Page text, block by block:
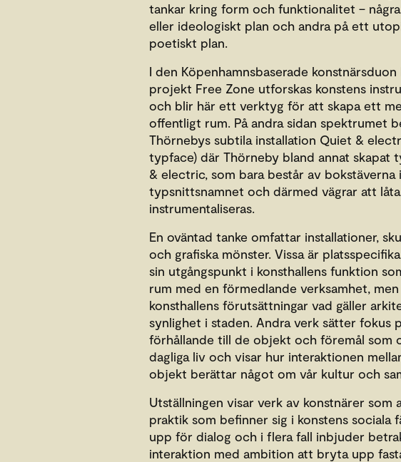
tankar kring form och funktionalitet –
eller ideologiskt plan och andra på ett
poetiskt plan.
I den Köpenhamnsbaserade
projekt Free Zone utforskas konstens
och blir här ett verktyg för att skapa ett
offentligt rum. På andra sidan spektrumet
Thörnebys subtila installation Quiet &
typface) där Thörneby bland annat skapat
& electric, som bara består av bokstäverna i
typsnittsnamnet och därmed vägrar att
instrumentaliseras.
En oväntad tanke omfattar installationer,
och grafiska mönster. Vissa är
sin utgångspunkt i konsthallens funktion
rum med en förmedlande verksamhet,
konsthallens förutsättningar vad gäller
synlighet i staden. Andra verk sätter fokus
förhållande till de objekt och föremål som
dagliga liv och visar hur interaktionen
objekt berättar något om vår kultur och
Utställningen visar verk av konstnärer som
praktik som befinner sig i konstens sociala
upp för dialog och i flera fall inbjuder
interaktion med ambition att bryta upp